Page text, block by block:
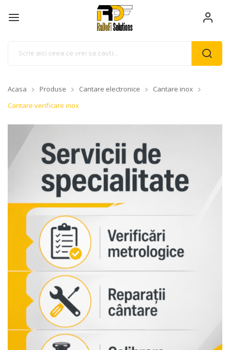
Acasa Produse Cantare electronice
Cantare inox
Cantare verificare inox